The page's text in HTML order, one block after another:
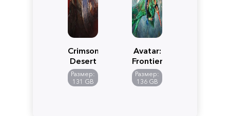
Crimson
Desert
Размер:
131 GB
Avatar:
Frontiers
of
Pandora
Размер:
136 GB